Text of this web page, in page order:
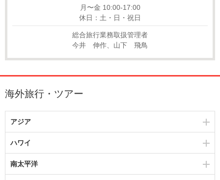
月〜金 10:00-17:00
休日：土・日・祝日
総合旅行業務取扱管理者
今井 伸作、山下 飛鳥
海外旅行・ツアー
アジア
ハワイ
南太平洋